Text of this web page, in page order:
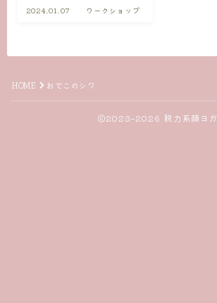
2024.01.07 ワークショップ
HOME おでこのシワ
2023–2026 脱力系顔ヨガ